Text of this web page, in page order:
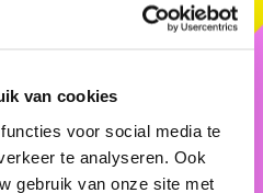
van cookies
voor social media te
te analyseren. Ook
gebruik van onze site met